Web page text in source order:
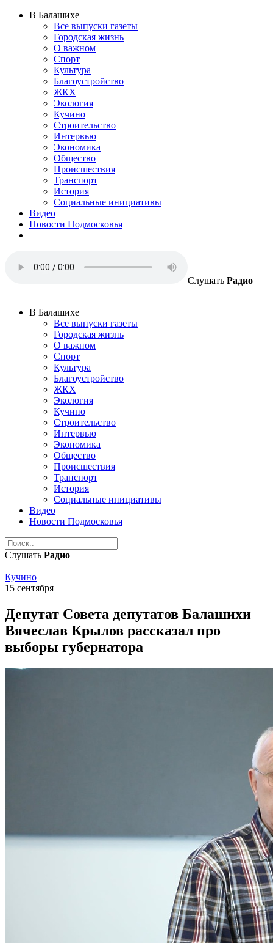
В Балашихе
Все выпуски газеты
Городская жизнь
О важном
Спорт
Культура
Благоустройство
ЖКХ
Экология
Кучино
Строительство
Интервью
Экономика
Общество
Происшествия
Транспорт
История
Социальные инициативы
Видео
Новости Подмосковья
Слушать Радио
В Балашихе
Все выпуски газеты
Городская жизнь
О важном
Спорт
Культура
Благоустройство
ЖКХ
Экология
Кучино
Строительство
Интервью
Экономика
Общество
Происшествия
Транспорт
История
Социальные инициативы
Видео
Новости Подмосковья
Слушать Радио
Кучино
15 сентября
Депутат Совета депутатов Балашихи
Вячеслав Крылов рассказал про
выборы губернатора